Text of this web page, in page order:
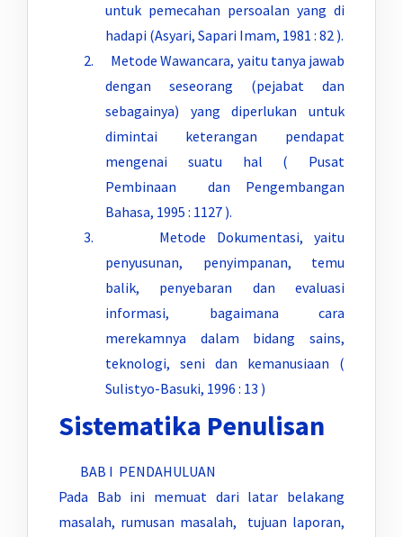
untuk pemecahan persoalan yang di
hadapi (Asyari, Sapari Imam, 1981 : 82 ).
2. Metode Wawancara, yaitu tanya jawab
dengan seseorang (pejabat dan
sebagainya) yang diperlukan untuk
dimintai keterangan pendapat
mengenai suatu hal ( Pusat
Pembinaan dan Pengembangan
Bahasa, 1995 : 1127 ).
3. Metode Dokumentasi, yaitu
penyusunan, penyimpanan, temu
balik, penyebaran dan evaluasi
informasi, bagaimana cara
merekamnya dalam bidang sains,
teknologi, seni dan kemanusiaan (
Sulistyo-Basuki, 1996 : 13 )
Sistematika Penulisan
BAB I PENDAHULUAN
Pada Bab ini memuat dari latar belakang
masalah, rumusan masalah, tujuan laporan,